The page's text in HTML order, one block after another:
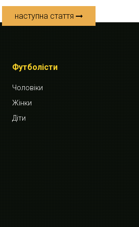
наступна стаття
Футболісти
Чоловіки
Жінки
Діти